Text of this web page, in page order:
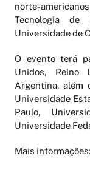
norte-
Tecnologia de
Universidade de
O evento terá
Unidos, Reino
Argentina, além
Universidade
Paulo,
Universidade
Mais informações: